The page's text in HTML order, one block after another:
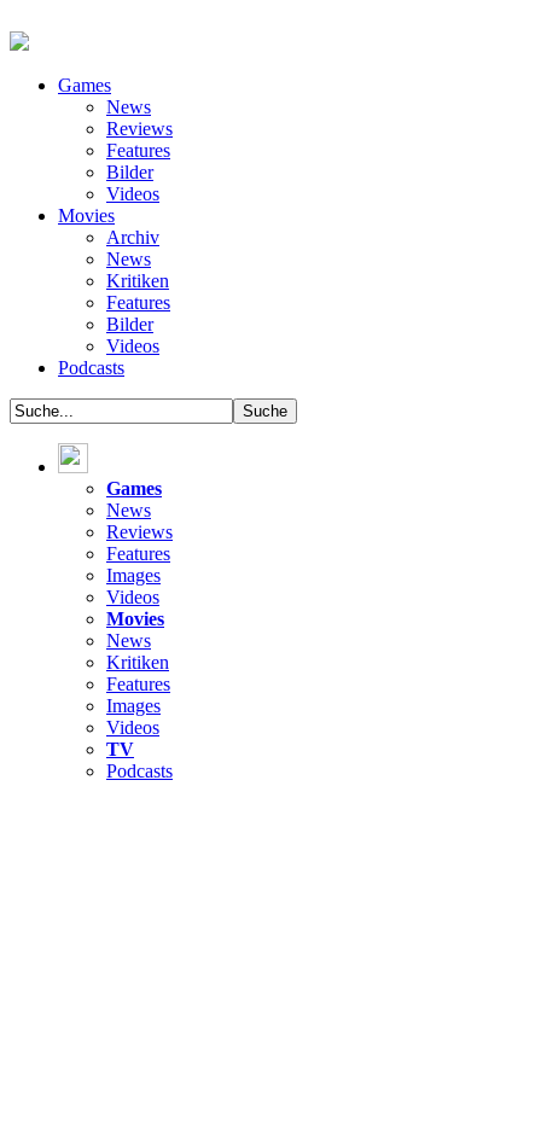
Games
News
Reviews
Features
Bilder
Videos
Movies
Archiv
News
Kritiken
Features
Bilder
Videos
Podcasts
Games
News
Reviews
Features
Images
Videos
Movies
News
Kritiken
Features
Images
Videos
TV
Podcasts